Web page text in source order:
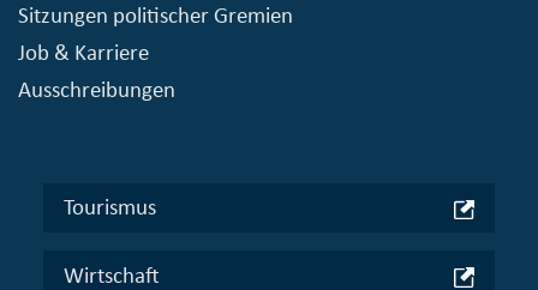
Sitzungen politischer Gremien
Job & Karriere
Ausschreibungen
Tourismus
Wirtschaft